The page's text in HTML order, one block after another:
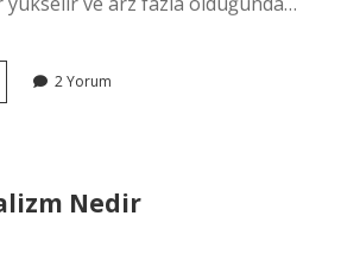
2 Yorum
Nedir